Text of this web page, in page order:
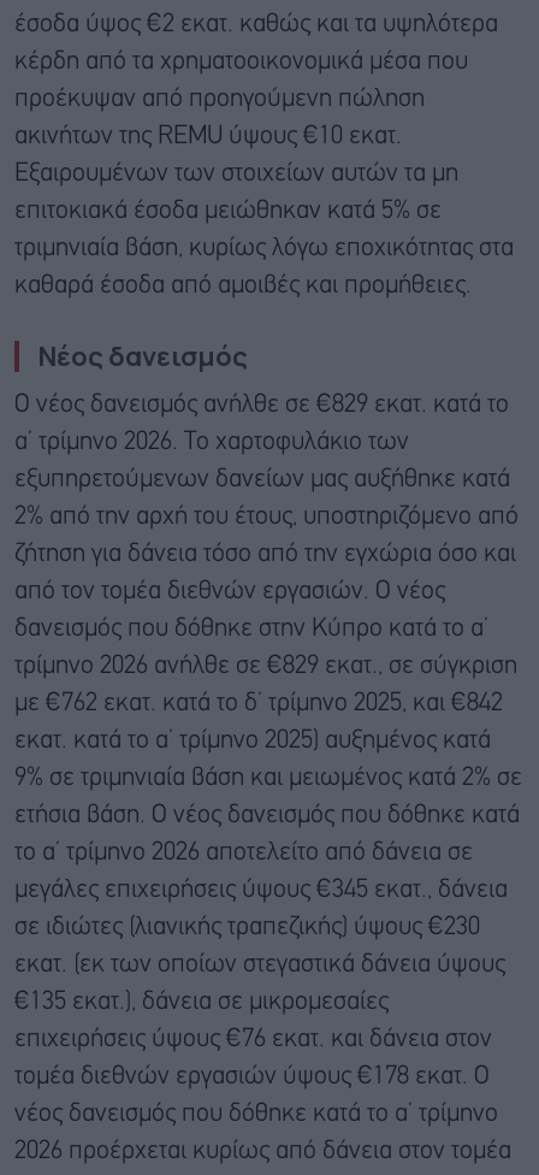
έσοδα ύψος €2 εκατ. καθώς και τα υψηλότερα
κέρδη από τα χρηματοοικονομικά μέσα που
προέκυψαν από προηγούμενη πώληση
ακινήτων της REMU ύψους €10 εκατ.
Εξαιρουμένων των στοιχείων αυτών τα μη
επιτοκιακά έσοδα μειώθηκαν κατά 5% σε
τριμηνιαία βάση, κυρίως λόγω εποχικότητας στα
καθαρά έσοδα από αμοιβές και προμήθειες.
Νέος δανεισμός
Ο νέος δανεισμός ανήλθε σε €829 εκατ. κατά το
α’ τρίμηνο 2026. Το χαρτοφυλάκιο των
εξυπηρετούμενων δανείων μας αυξήθηκε κατά
2% από την αρχή του έτους, υποστηριζόμενο από
ζήτηση για δάνεια τόσο από την εγχώρια όσο και
από τον τομέα διεθνών εργασιών. Ο νέος
δανεισμός που δόθηκε στην Κύπρο κατά το α’
τρίμηνο 2026 ανήλθε σε €829 εκατ., σε σύγκριση
με €762 εκατ. κατά το δ’ τρίμηνο 2025, και €842
εκατ. κατά το α’ τρίμηνο 2025) αυξημένος κατά
9% σε τριμηνιαία βάση και μειωμένος κατά 2% σε
ετήσια βάση. Ο νέος δανεισμός που δόθηκε κατά
το α’ τρίμηνο 2026 αποτελείτο από δάνεια σε
μεγάλες επιχειρήσεις ύψους €345 εκατ., δάνεια
σε ιδιώτες (λιανικής τραπεζικής) ύψους €230
εκατ. (εκ των οποίων στεγαστικά δάνεια ύψους
€135 εκατ.), δάνεια σε μικρομεσαίες
επιχειρήσεις ύψους €76 εκατ. και δάνεια στον
τομέα διεθνών εργασιών ύψους €178 εκατ. Ο
νέος δανεισμός που δόθηκε κατά το α’ τρίμηνο
2026 προέρχεται κυρίως από δάνεια στον τομέα